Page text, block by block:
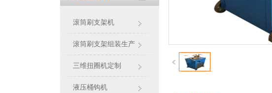
滚筒刷支架机
滚筒刷支架组装生产
线
三维扭圈机定制
液压桶钩机